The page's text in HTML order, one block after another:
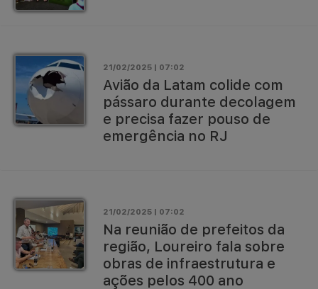
21/02/2025 | 07:02
Avião da Latam colide com
pássaro durante decolagem
e precisa fazer pouso de
emergência no RJ
21/02/2025 | 07:02
Na reunião de prefeitos da
região, Loureiro fala sobre
obras de infraestrutura e
ações pelos 400 ano